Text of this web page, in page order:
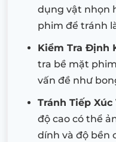
dụng vật nhọn
phim để tránh
Kiểm Tra Định
tra bề mặt
vấn đề như
Tránh Tiếp
độ cao có thể
dính và độ bền